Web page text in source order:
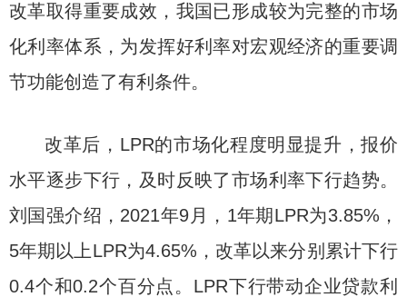
改革取得重要成效，我国已形成较为完整的市场
化利率体系，为发挥好利率对宏观经济的重要调
节功能创造了有利条件。
改革后，LPR的市场化程度明显提升，报价
水平逐步下行，及时反映了市场利率下行趋势。
刘国强介绍，2021年9月，1年期LPR为3.85%，
5年期以上LPR为4.65%，改革以来分别累计下行
0.4个和0.2个百分点。LPR下行带动企业贷款利